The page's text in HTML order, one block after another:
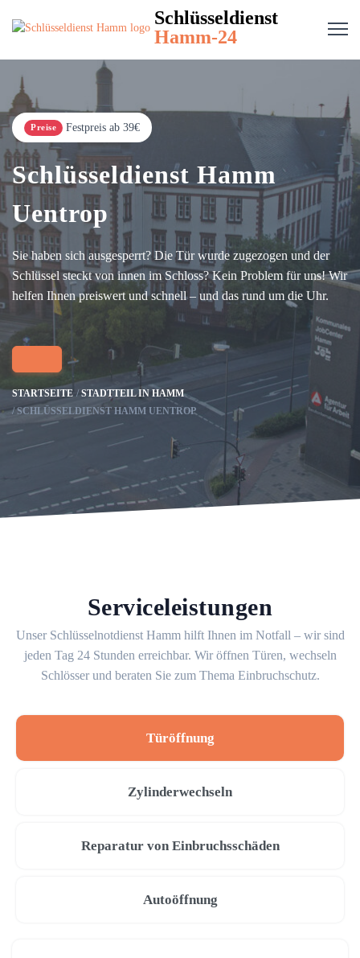
Schlüsseldienst
Hamm-24
Preise Festpreis ab 39€
Schlüsseldienst Hamm
Uentrop
Sie haben sich ausgesperrt? Die Tür wurde zugezogen und der
Schlüssel steckt von innen im Schloss? Kein Problem für uns! Wir
helfen Ihnen preiswert und schnell – und das rund um die Uhr.
STARTSEITE
STADTTEIL IN HAMM
SCHLÜSSELDIENST HAMM UENTROP
Serviceleistungen
Unser Schlüsselnotdienst Hamm hilft Ihnen im Notfall – wir sind
jeden Tag 24 Stunden erreichbar. Wir öffnen Türen, wechseln
Schlösser und beraten Sie zum Thema Einbruchschutz.
Türöffnung
Zylinderwechseln
Reparatur von Einbruchsschäden
Autoöffnung